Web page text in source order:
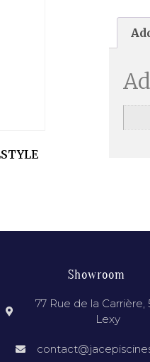
Showroom
77 Rue de la Carrière,
Lexy